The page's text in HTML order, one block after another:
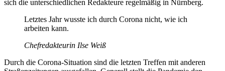
sich die unterschiedlichen Redakteure regelmäßig in Nürnberg.
Letztes Jahr wusste ich durch Corona nicht, wie ich
arbeiten kann.
Chefredakteurin Ilse Weiß
Durch die Corona-Situation sind die letzten Treffen mit anderen